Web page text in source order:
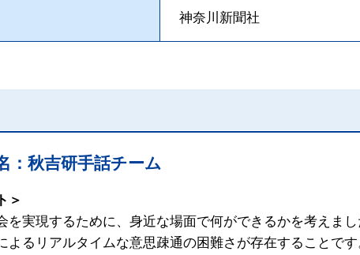
神奈川新聞社
秋吉研手話チーム
＞
を実現するために、身近な場面で何ができるかを考えま
よるリアルタイムな意思疎通の困難さが存在することで